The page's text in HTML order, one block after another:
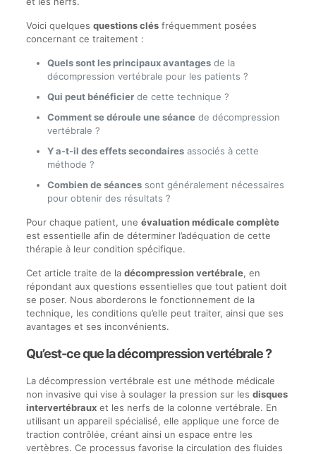
Voici quelques questions clésfréquemment posées
concernant ce traitement :
Quels sont les principaux avantagesde la
décompression vertébrale pour les patients ?
Qui peut bénéficierde cette technique ?
Comment se déroule une séancede décompression
vertébrale ?
Y a-t-il des effets secondairesassociés à cette
méthode ?
Combien de séancessont généralement nécessaires
pour obtenir des résultats ?
Pour chaque patient, une évaluation médicale complète
est essentielle afin de déterminer l’adéquation de cette
thérapie à leur condition spécifique.
Cet article traite de la décompression vertébrale, en
répondant aux questions essentielles que tout patient doit
se poser. Nous aborderons le fonctionnement de la
technique, les conditions qu’elle peut traiter, ainsi que ses
avantages et ses inconvénients.
Qu’est-ce que la décompression vertébrale ?
La décompression vertébrale est une méthode médicale
non invasive qui vise à soulager la pression sur les disques
intervertébrauxet les nerfs de la colonne vertébrale. En
utilisant un appareil spécialisé, elle applique une force de
traction contrôlée, créant ainsi un espace entre les
vertèbres. Ce processus favorise la circulation des fluides